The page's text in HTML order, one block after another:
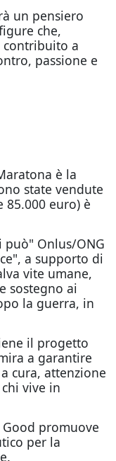
un pensiero
che,
contribuito a
passione e
è la
state vendute
euro) è
può" Onlus/ONG
a supporto di
vite umane,
sostegno ai
la guerra, in
il progetto
a garantire
cura, attenzione
vive in
promuove
per la